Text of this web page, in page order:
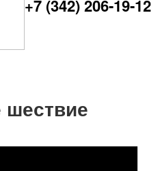
+7 (342) 206-19-12